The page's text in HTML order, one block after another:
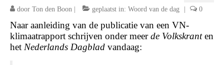
door Ton den Boon geplaatst in: Woord van de dag 0
Naar aanleiding van de publicatie van een VN-
klimaatrapport schrijven onder meerde Volkskranten
het Nederlands Dagblad vandaag: